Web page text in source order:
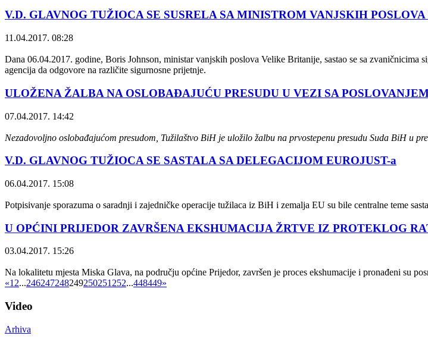
V.D. GLAVNOG TUŽIOCA SE SUSRELA SA MINISTROM VANJSKIH
11.04.2017. 08:28
Dana 06.04.2017. godine, Boris Johnson, ministar vanjskih poslova Velike Britanije, sastao se sa
agencija da odgovore na različite sigurnosne prijetnje.
ULOŽENA ŽALBA NA OSLOBAĐAJUĆU PRESUDU U VEZI SA
07.04.2017. 14:42
Nezadovoljno oslobađajućom presudom, Tužilaštvo BiH je uložilo žalbu na prvostepenu presudu Suda BiH u
V.D. GLAVNOG TUŽIOCA SE SASTALA SA DELEGACIJOM EUROJUST-a
06.04.2017. 15:08
Potpisivanje sporazuma o saradnji i zajedničke operacije tužilaca iz BiH i zemalja EU su bile centralne teme
U OPĆINI PRIJEDOR ZAVRŠENA EKSHUMACIJA ŽRTVE IZ PROTEKLOG
03.04.2017. 15:26
Na lokalitetu mjesta Miska Glava, na području općine Prijedor, završen je proces ekshumacije i pronađeni su
«12...246247248249250251252...448449»
Video
Arhiva